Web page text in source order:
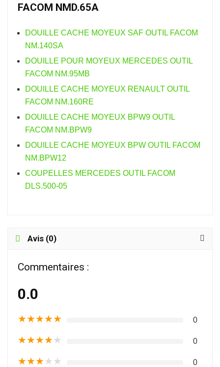
FACOM NMD.65A
DOUILLE CACHE MOYEUX SAF OUTIL FACOM
NM.140SA
DOUILLE POUR MOYEUX MERCEDES OUTIL
FACOM NM.95MB
DOUILLE CACHE MOYEUX RENAULT OUTIL
FACOM NM.160RE
DOUILLE CACHE MOYEUX BPW9 OUTIL
FACOM NM.BPW9
DOUILLE CACHE MOYEUX BPW OUTIL FACOM
NM.BPW12
COUPELLES MERCEDES OUTIL FACOM
DLS.500-05
Avis (0)
Commentaires :
0.0
★★★★★ 0
★★★★★ 0
★★★★★ 0